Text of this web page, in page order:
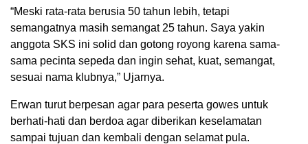
“Meski rata-rata berusia 50 tahun lebih, tetapi
semangatnya masih semangat 25 tahun. Saya yakin
anggota SKS ini solid dan gotong royong karena sama-
sama pecinta sepeda dan ingin sehat, kuat, semangat,
sesuai nama klubnya,” Ujarnya.
Erwan turut berpesan agar para peserta gowes untuk
berhati-hati dan berdoa agar diberikan keselamatan
sampai tujuan dan kembali dengan selamat pula.